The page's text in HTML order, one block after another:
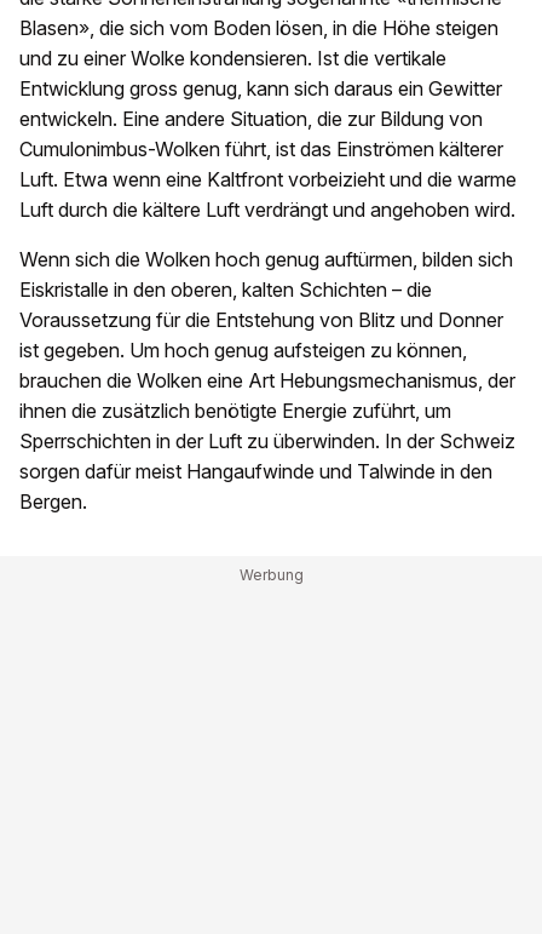
Blasen», die sich vom Boden lösen, in die Höhe steigen
und zu einer Wolke kondensieren. Ist die vertikale
Entwicklung gross genug, kann sich daraus ein Gewitter
entwickeln. Eine andere Situation, die zur Bildung von
Cumulonimbus-Wolken führt, ist das Einströmen kälterer
Luft. Etwa wenn eine Kaltfront vorbeizieht und die warme
Luft durch die kältere Luft verdrängt und angehoben wird.
Wenn sich die Wolken hoch genug auftürmen, bilden sich
Eiskristalle in den oberen, kalten Schichten – die
Voraussetzung für die Entstehung von Blitz und Donner
ist gegeben. Um hoch genug aufsteigen zu können,
brauchen die Wolken eine Art Hebungsmechanismus, der
ihnen die zusätzlich benötigte Energie zuführt, um
Sperrschichten in der Luft zu überwinden. In der Schweiz
sorgen dafür meist Hangaufwinde und Talwinde in den
Bergen.